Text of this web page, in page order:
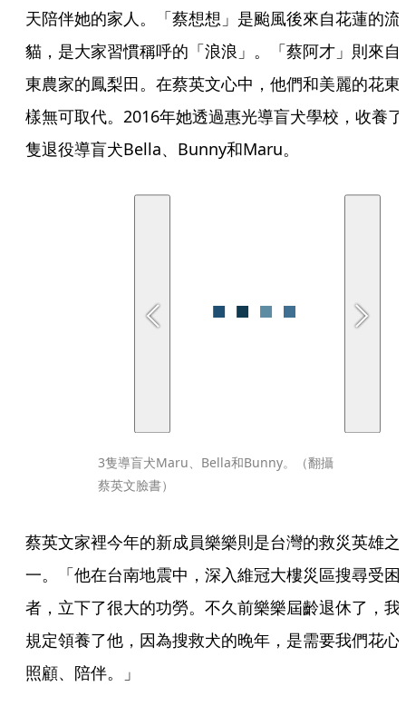
天陪伴她的家人。「蔡想想」是颱風後來自花蓮的流
貓，是大家習慣稱呼的「浪浪」。「蔡阿才」則來自
東農家的鳳梨田。在蔡英文心中，他們和美麗的花東
樣無可取代。2016年她透過惠光導盲犬學校，收養
隻退役導盲犬Bella、Bunny和Maru。
3隻導盲犬Maru、Bella和Bunny。（翻攝
蔡英文臉書）
蔡英文家裡今年的新成員樂樂則是台灣的救災英雄之
一。「他在台南地震中，深入維冠大樓災區搜尋受困
者，立下了很大的功勞。不久前樂樂屆齡退休了，我
規定領養了他，因為搜救犬的晚年，是需要我們花心
照顧、陪伴。」